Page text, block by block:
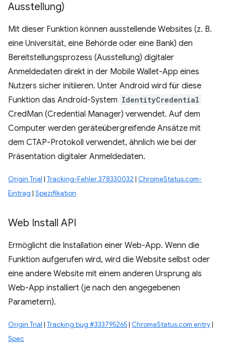
Ausstellung)
Mit dieser Funktion können ausstellende Websites (z. B.
eine Universität, eine Behörde oder eine Bank) den
Bereitstellungsprozess (Ausstellung) digitaler
Anmeldedaten direkt in der Mobile Wallet-App eines
Nutzers sicher initiieren. Unter Android wird für diese
Funktion das Android-System IdentityCredential
CredMan (Credential Manager) verwendet. Auf dem
Computer werden geräteübergreifende Ansätze mit
dem CTAP-Protokoll verwendet, ähnlich wie bei der
Präsentation digitaler Anmeldedaten.
Origin Trial | Tracking-Fehler 378330032 | ChromeStatus.com-
Eintrag | Spezifikation
Web Install API
Ermöglicht die Installation einer Web-App. Wenn die
Funktion aufgerufen wird, wird die Website selbst oder
eine andere Website mit einem anderen Ursprung als
Web-App installiert (je nach den angegebenen
Parametern).
Origin Trial | Tracking bug #333795265| ChromeStatus.com entry|
Spec